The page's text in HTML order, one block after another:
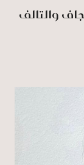
والتالف